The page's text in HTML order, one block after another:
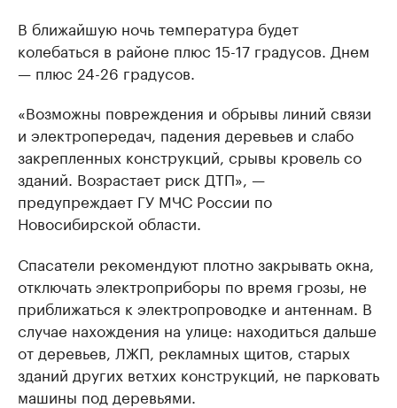
В ближайшую ночь температура будет
колебаться в районе плюс 15-17 градусов. Днем
— плюс 24-26 градусов.
«Возможны повреждения и обрывы линий связи
и электропередач, падения деревьев и слабо
закрепленных конструкций, срывы кровель со
зданий. Возрастает риск ДТП», —
предупреждает ГУ МЧС России по
Новосибирской области.
Спасатели рекомендуют плотно закрывать окна,
отключать электроприборы по время грозы, не
приближаться к электропроводке и антеннам. В
случае нахождения на улице: находиться дальше
от деревьев, ЛЖП, рекламных щитов, старых
зданий других ветхих конструкций, не парковать
машины под деревьями.